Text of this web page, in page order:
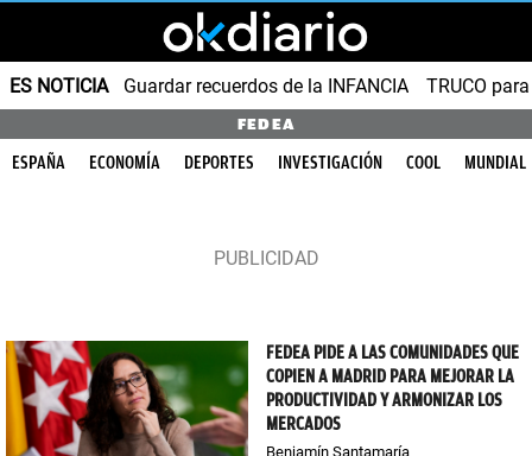
ES NOTICIA Guardar recuerdos de la INFANCIA TRUCO
FEDEA
ESPAÑA ECONOMÍA DEPORTES INVESTIGACIÓN COOL MUNDIAL
FEDEA PIDE A LAS COMUNIDADES QUE
COPIEN A MADRID PARA MEJORAR LA
PRODUCTIVIDAD Y ARMONIZAR LOS
MERCADOS
Benjamín Santamaría